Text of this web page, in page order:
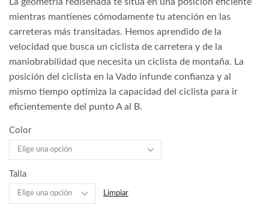
mientras mantienes cómodamente tu atención en las
carreteras más transitadas. Hemos aprendido de la
velocidad que busca un ciclista de carretera y de la
maniobrabilidad que necesita un ciclista de montaña. La
posición del ciclista en la Vado infunde confianza y al
mismo tiempo optimiza la capacidad del ciclista para ir
eficientemente del punto A al B.
Color
Talla
Limpiar